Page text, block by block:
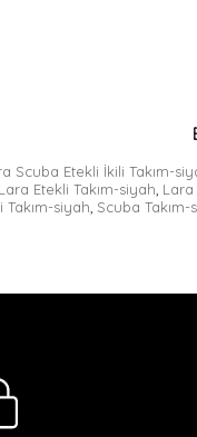
Scuba Etekli İkili Takım-
Lara Etekli Takım-siyah, Lara
Takım-siyah, Scuba Takım-